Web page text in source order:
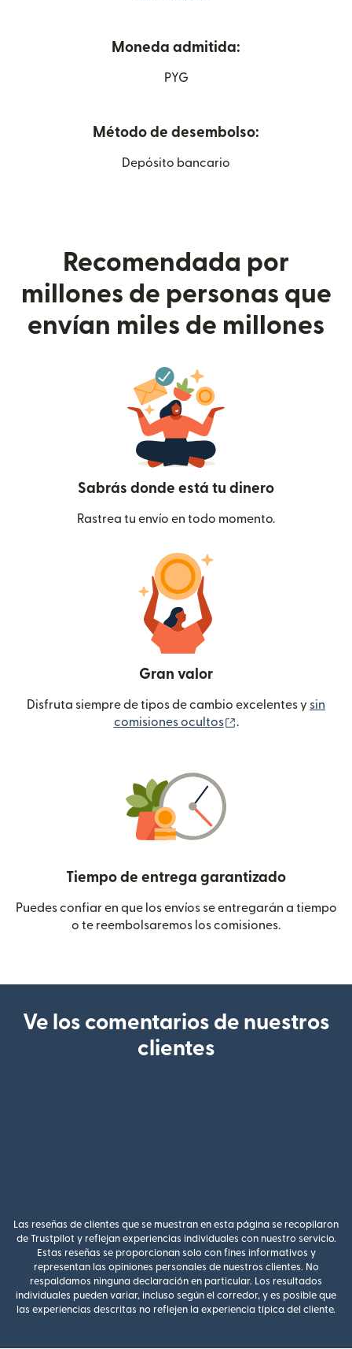
Moneda admitida:
PYG
Método de desembolso:
Depósito bancario
Recomendada por
millones de personas que
envían miles de millones
Sabrás donde está tu dinero
Rastrea tu envío en todo momento.
Gran valor
Disfruta siempre de tipos de cambio excelentes y sin
comisiones ocultos
.
Tiempo de entrega garantizado
Puedes confiar en que los envíos se entregarán a tiempo
o te reembolsaremos los comisiones.
Ve los comentarios de nuestros
clientes
Las reseñas de clientes que se muestran en esta página se recopilaron
de Trustpilot y reflejan experiencias individuales con nuestro servicio.
Estas reseñas se proporcionan solo con fines informativos y
representan las opiniones personales de nuestros clientes. No
respaldamos ninguna declaración en particular. Los resultados
individuales pueden variar, incluso según el corredor, y es posible que
las experiencias descritas no reflejen la experiencia típica del cliente.